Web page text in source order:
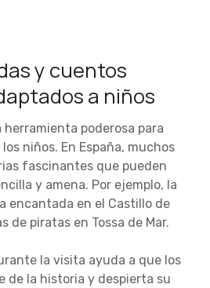
y cuentos
a niños
herramienta poderosa para
niños. En España, muchos
fascinantes que pueden
y amena. Por ejemplo, la
encantada en el Castillo de
de piratas en Tossa de Mar.
la visita ayuda a que los
de la historia y despierta su